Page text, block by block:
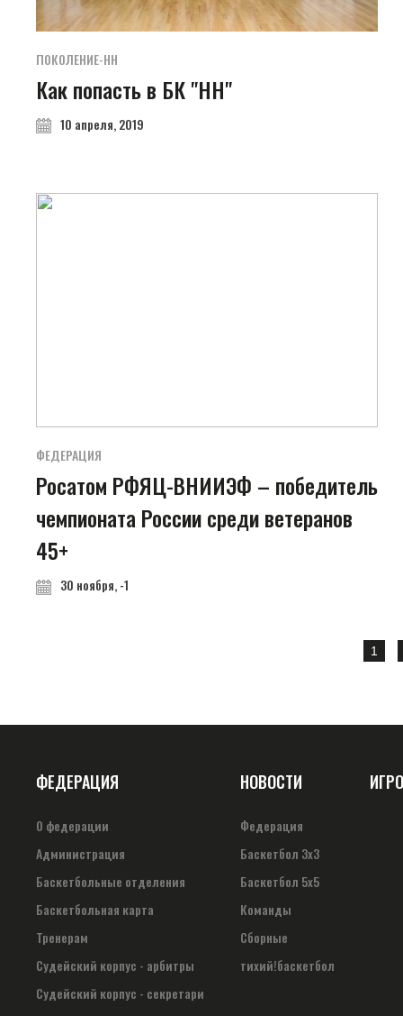
ПОКОЛЕНИЕ-НН
Как попасть в БК "НН"
10 апреля, 2019
ФЕДЕРАЦИЯ
Росатом РФЯЦ-ВНИИЭФ – победитель
чемпионата России среди ветеранов
45+
30 ноября, -1
1
ФЕДЕРАЦИЯ
О федерации
Администрация
Баскетбольные отделения
Баскетбольная карта
Тренерам
Судейский корпус - арбитры
Судейский корпус - секретари
НОВОСТИ
Федерация
Баскетбол 3х3
Баскетбол 5х5
Команды
Сборные
тихий!баскетбол